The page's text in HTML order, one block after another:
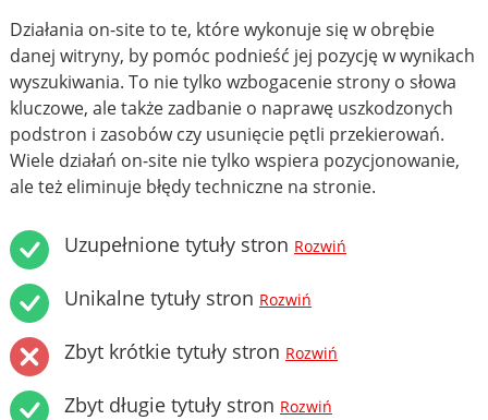
Działania on-site to te, które wykonuje się w obrębie
danej witryny, by pomóc podnieść jej pozycję w wynikach
wyszukiwania. To nie tylko wzbogacenie strony o słowa
kluczowe, ale także zadbanie o naprawę uszkodzonych
podstron i zasobów czy usunięcie pętli przekierowań.
Wiele działań on-site nie tylko wspiera pozycjonowanie,
ale też eliminuje błędy techniczne na stronie.
Uzupełnione tytuły stron Rozwiń
Unikalne tytuły stron Rozwiń
Zbyt krótkie tytuły stron Rozwiń
Zbyt długie tytuły stron Rozwiń